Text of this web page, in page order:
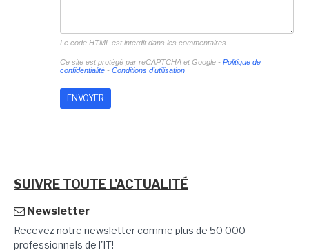
Le code HTML est interdit dans les commentaires
Ce site est protégé par reCAPTCHA et Google - Politique de
confidentialité- Conditions d'utilisation
SUIVRE TOUTE L'ACTUALITÉ
Newsletter
Recevez notre newsletter comme plus de 50 000
professionnels de l'IT!